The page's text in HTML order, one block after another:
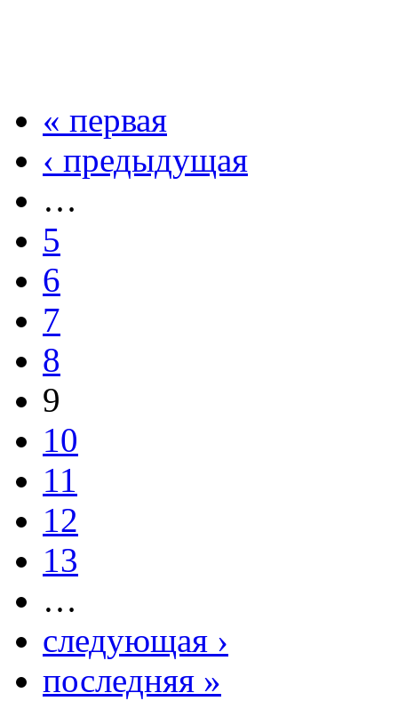
« первая
‹ предыдущая
…
5
6
7
8
9
10
11
12
13
…
следующая ›
последняя »